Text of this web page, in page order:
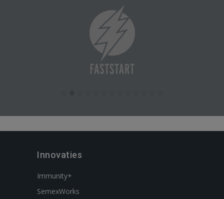
Innovaties
Immunity+
SemexWorks